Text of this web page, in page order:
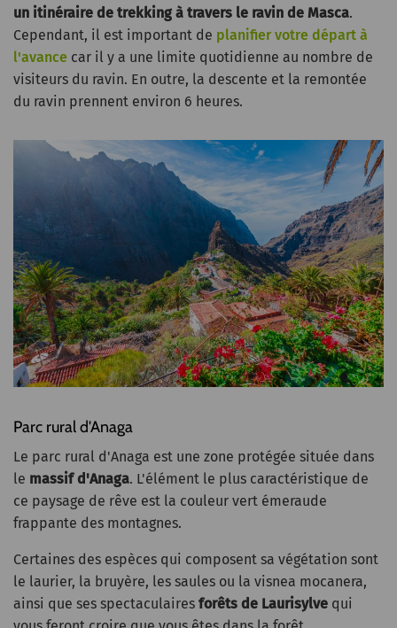
un itinéraire de trekking à travers le ravin de Masca.
Cependant, il est important de planifier votre départ à
l'avance car il y a une limite quotidienne au nombre de
visiteurs du ravin. En outre, la descente et la remontée
du ravin prennent environ 6 heures.
Parc rural d'Anaga
Le parc rural d'Anaga est une zone protégée située dans
le massif d'Anaga. L'élément le plus caractéristique de
ce paysage de rêve est la couleur vert émeraude
frappante des montagnes.
Certaines des espèces qui composent sa végétation sont
le laurier, la bruyère, les saules ou la visnea mocanera,
ainsi que ses spectaculaires forêts de Laurisylve qui